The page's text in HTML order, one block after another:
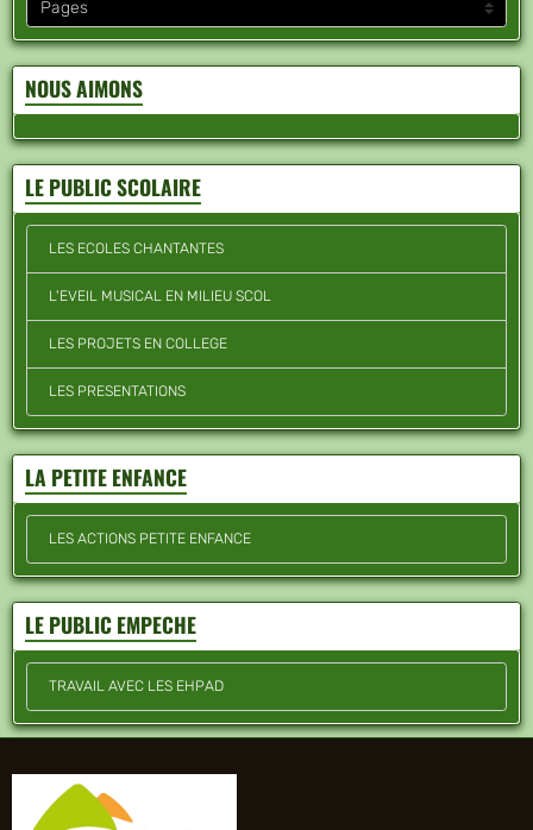
NOUS AIMONS
LE PUBLIC SCOLAIRE
LES ECOLES CHANTANTES
L'EVEIL MUSICAL EN MILIEU SCOL
LES PROJETS EN COLLEGE
LES PRESENTATIONS
LA PETITE ENFANCE
LES ACTIONS PETITE ENFANCE
LE PUBLIC EMPECHE
TRAVAIL AVEC LES EHPAD